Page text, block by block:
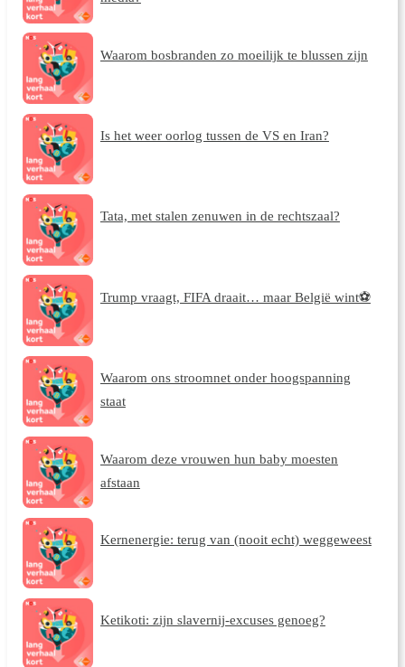
Waarom bosbranden zo moeilijk te blussen zijn
Is het weer oorlog tussen de VS en Iran?
Tata, met stalen zenuwen in de rechtszaal?
Trump vraagt, FIFA draait… maar België wint⚽
Waarom ons stroomnet onder hoogspanning
staat
Waarom deze vrouwen hun baby moesten
afstaan
Kernenergie: terug van (nooit echt) weggeweest
Ketikoti: zijn slavernij-excuses genoeg?